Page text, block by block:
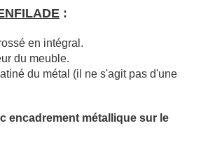
:
en intégral.
du meuble.
du métal (il ne s'agit pas d'une
encadrement métallique sur le